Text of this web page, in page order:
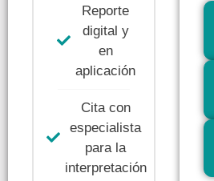
Reporte
digital y
en
aplicación
Cita con
especialista
para la
interpretación